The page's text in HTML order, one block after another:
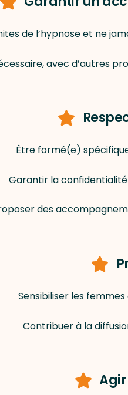
de l’hypnose et ne
avec d’autres
Être formé(e)
Garantir la
des
Sensibiliser les
Contribuer à la